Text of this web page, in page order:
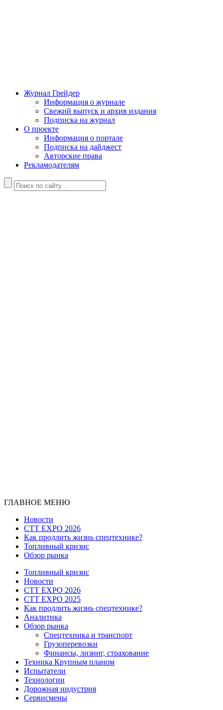
Журнал Грейдер
Информация о журнале
Свежий выпуск и архив издания
Подписка на журнал
О проекте
Информация о портале
Подписка на дайджест
Авторские права
Рекламодателям
ГЛАВНОЕ МЕНЮ
Новости
CTT EXPO 2026
Как продлить жизнь спецтехнике?
Топливный кризис
Обзор рынка
Топливный кризис
Новости
CTT EXPO 2026
CTT EXPO 2025
Как продлить жизнь спецтехнике?
Аналитика
Обзор рынка
Спецтехника и транспорт
Грузоперевозки
Финансы, лизинг, страхование
Техника Крупным планом
Испытатели
Технологии
Дорожная индустрия
Сервисмены